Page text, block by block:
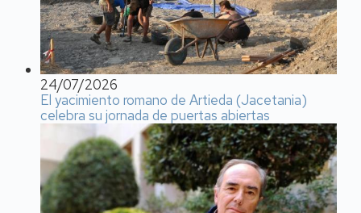
24/07/2026
El yacimiento romano de Artieda (Jacetania)
celebra su jornada de puertas abiertas